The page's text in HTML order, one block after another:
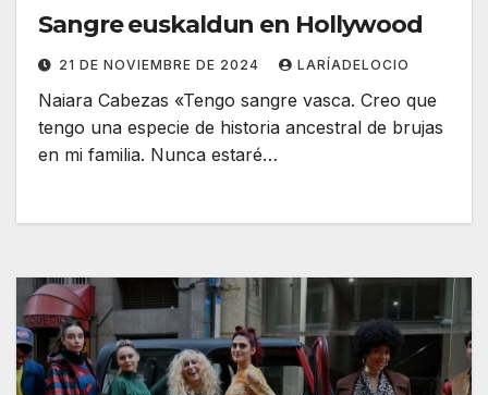
Sangre euskaldun en Hollywood
21 DE NOVIEMBRE DE 2024 LARÍADELOCIO
Naiara Cabezas «Tengo sangre vasca. Creo que
tengo una especie de historia ancestral de brujas
en mi familia. Nunca estaré…